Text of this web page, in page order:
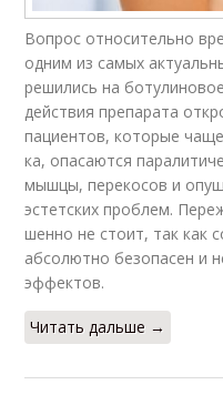
Вопрос относительно
одним из самых
решились на
действия пре­па­ра­та
паци­ен­тов, которые
ка, опасаются
мышцы, переко­сов и
эстетских проблем.
шен­­но не стоит, так как
абсолютно безопасен и
эффектов.
Читать дальше →